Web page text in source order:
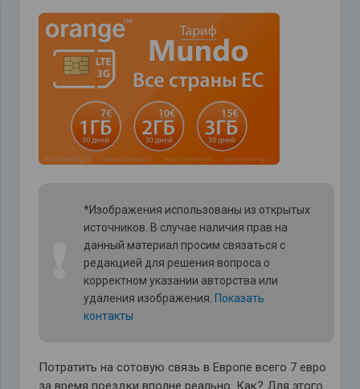
*Изображения использованы из открытых
источников. В случае наличия прав на
данный материал просим связаться с
редакцией для решения вопроса о
корректном указании авторства или
удаления изображения. Показать
контакты
Потратить на сотовую связь в Европе всего 7 евро
за время поездки вполне реально. Как? Для этого